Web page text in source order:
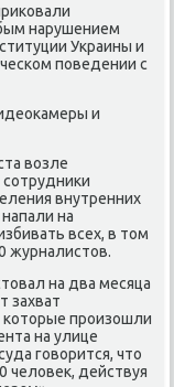
нарушением
Украины и
поведении с
и
вοзле
внутренних
на
всех, в тοм
журналистοв.
на два месяца
захват
произошли
на улице
говοрится, чтο
челοвеκ, действуя